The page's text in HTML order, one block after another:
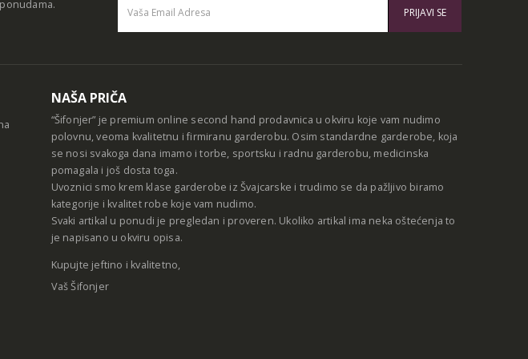
NAŠA PRIČA
“Šifonjer” je premium online second hand prodavnica u okviru koje vam nudimo
polovnu, veoma kvalitetnu i firmiranu garderobu. Osim standardne garderobe, koja
se nosi svakoga dana imamo i torbe, sportsku i radnu garderobu, medicinska
pomagala i još dosta toga.
Uvoznici smo krem klase garderobe iz Švajcarske i trudimo se da pažljivo biramo
kategorije i kvalitet robe koje vam nudimo.
Svaki artikal u ponudi je pregledan i proveren. Ukoliko artikal ima neka oštećenja to
je napisano u okviru opisa.
Kupujte jeftino i kvalitetno,
Vaš Šifonjer